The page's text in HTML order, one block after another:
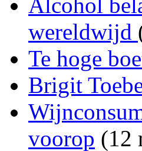
wereldwijd
Te hoge
Brigit
voorop (12